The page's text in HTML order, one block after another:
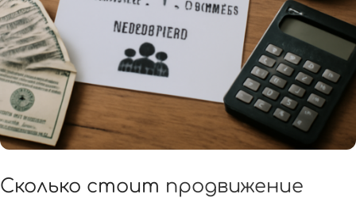
Сколько стоит продвижение